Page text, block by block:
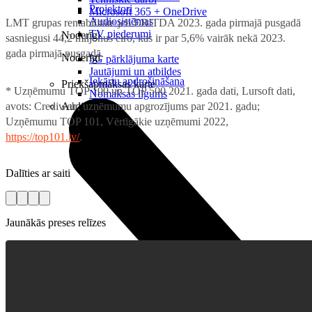
Microsoft 365 + OneDrive
Noderīgi
5G pārklājuma karte
Jautājumi un atbildes
Priekšapmaksas karte
Projektori
Audiosistēmas
TV piederumi
Noderīgi
Iekārtu apdrošināšana
Nomaksas līgums
Audio
LMT grupas rentabilitāte jeb EBITDA 2023. gada pirmajā pusgadā
sasniegusi 44,2 miljonus eiro, kas ir par 5,6% vairāk nekā 2023.
gada pirmajā pusgadā.
* Uzņēmumu TOP 100 un TOP 500 2021. gada dati, Lursoft dati,
avots: Crediweb, uzņēmumu apgrozījums par 2021. gadu;
Uzņēmumu TOP 101, Vērtīgākie uzņēmumi 2022,
https://top101.lv/.
Dalīties ar saiti
Jaunākās preses relīzes